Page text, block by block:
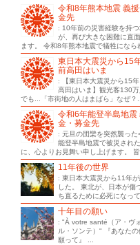
令和8年熊本地震 義
金先
: 10年前の災害経験を持
が、再び大きな困難に直
ます。 令和8年熊本地震で犠牲になら
東日本大震災から15
前高田はいま
: 【東日本大震災から15
高田はいま】観光客130万
でも...「市街地の人はまばら」なぜ？
令和6年能登半島地震
金・募金先
: 元旦の団欒を突然襲った
能登半島地震で被災され
に、心よりお見舞い申し上げます。
11年後の世界
: 東日本大震災から11年が
した。 東北が、日本が傷
ち直るために必死になっ
十年目の願い
: "À votre santé（ア・ヴ
ル・ソンテ）" 『あなたの
願って』 ...